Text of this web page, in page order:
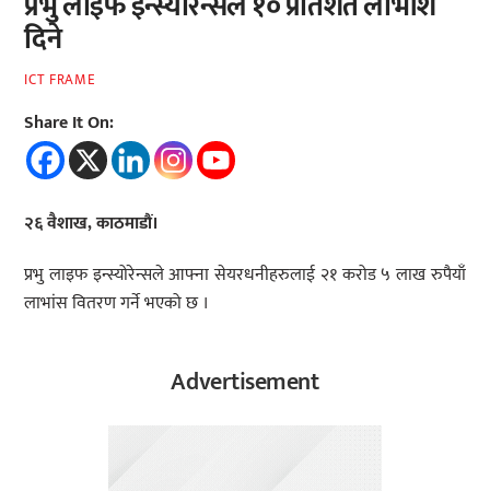
दिने
ICT FRAME
Share It On:
२६ वैशाख, काठमाडौं।
प्रभु लाइफ इन्स्योरेन्सले आफ्ना सेयरधनीहरुलाई २१ करोड ५ लाख रुपैयाँ
लाभांस वितरण गर्ने भएको छ ।
Advertisement